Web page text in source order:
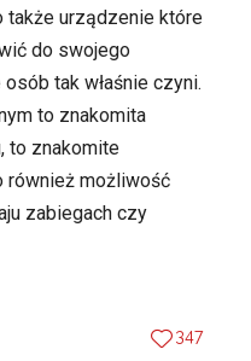
także urządzenie które
do swojego
tak właśnie czyni.
to znakomita
to znakomite
również możliwość
zabiegach czy
347